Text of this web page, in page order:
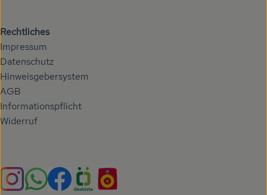
Rechtliches
Impressum
Datenschutz
Hinweisgebersystem
AGB
Informationspflicht
Widerruf
Externer Link zu https://www.instagram.com/
Externer Link zu https://whatsapp.com/channel/
Externer Link zu https://www.facebook.com/
Externer Link zu https://